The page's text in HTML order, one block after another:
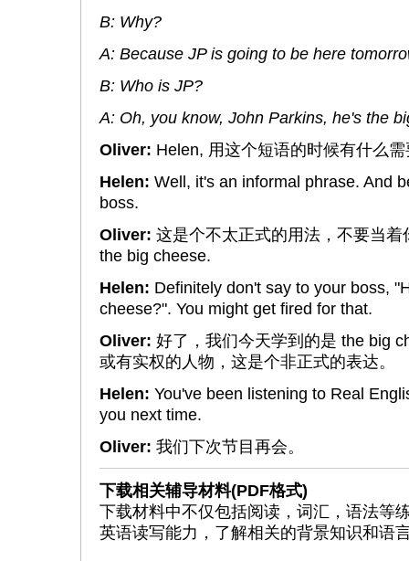
B: Why?
A: Because JP is going to be here
B: Who is JP?
A: Oh, you know, John Parkins, he's the
Oliver: Helen, 用这个短语的时候有什么
Helen: Well, it's an informal phrase. And
boss.
Oliver: 这是个不太正式的用法，不要当
the big cheese.
Helen: Definitely don't say to your boss,
cheese?". You might get fired for that.
Oliver: 好了，我们今天学到的是 the big
或有实权的人物，这是个非正式的表达。
Helen: You've been listening to Real
you next time.
Oliver: 我们下次节目再会。
下载相关辅导材料(PDF格式)
下载材料中不仅包括阅读，词汇，语法等
英语读写能力，了解相关的背景知识和语